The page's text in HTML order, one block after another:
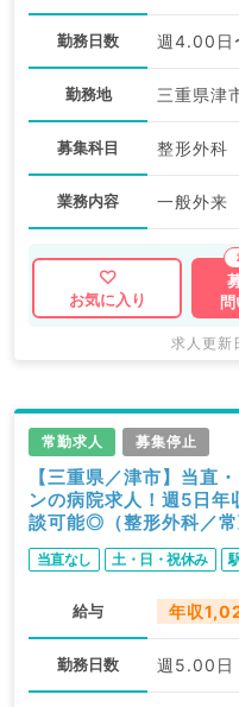
勤務日数 週4.00日
勤務地 三重県津
募集科目 整形外科
業務内容 一般外来
お気に入り
求人更
常勤求人 募集停止
【三重県／津市】当直
ンの病院求人！週5日
談可能◎（整形外科／常
当直なし 土・日・祝休み
給与 年収
勤務日数 週5.00日